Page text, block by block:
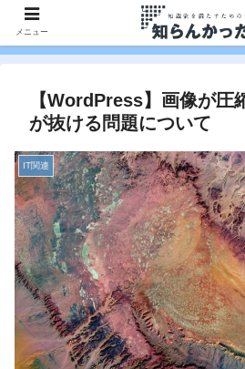
【WordPress】画像が圧
が抜ける問題について
IT関連
メニュー